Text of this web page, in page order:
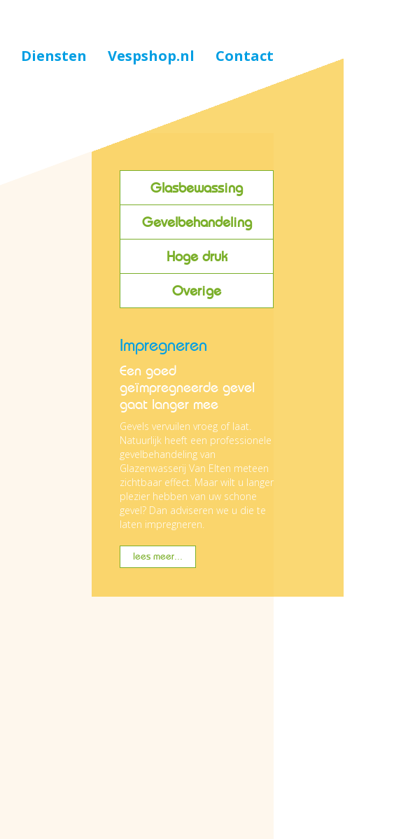
Diensten Vespshop.nl Contact
Glasbewassing
Gevelbehandeling
Hoge druk
Overige
Impregneren
Een goed
geïmpregneerde gevel
gaat langer mee
Gevels vervuilen vroeg of laat.
Natuurlijk heeft een professionele
gevelbehandeling van
Glazenwasserij Van Elten meteen
zichtbaar effect. Maar wilt u langer
plezier hebben van uw schone
gevel? Dan adviseren we u die te
laten impregneren.
lees meer...